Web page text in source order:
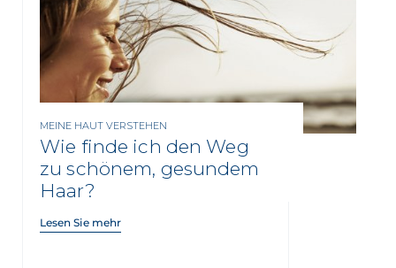
MEINE HAUT VERSTEHEN
Wie finde ich den Weg
zu schönem, gesundem
Haar?
Lesen Sie mehr